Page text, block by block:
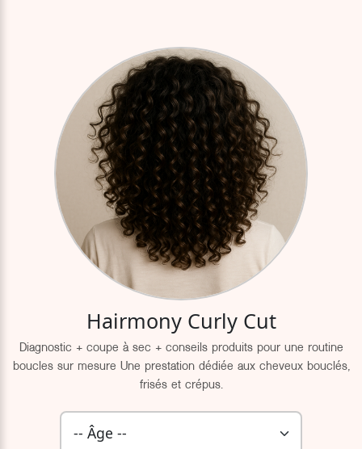
Hairmony Curly Cut
Diagnostic + coupe à sec + conseils produits pour une routine
boucles sur mesure Une prestation dédiée aux cheveux bouclés,
frisés et crépus.